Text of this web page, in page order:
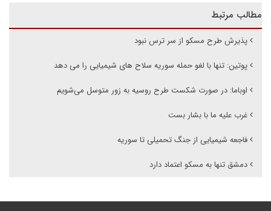
مطالب مرتبط
پذیرش طرح مسکو از سر ترس نبود
پوتین: تنها با لغو حمله سوریه سلاح های شیمیایی را می دهد
اوباما: در صورت شکست طرح روسیه به زور متوسل می‌شویم
غرب علیه ما با بشار بست
فاجعه شیمیایی از جنگ تحمیلی تا سوریه
دمشق تنها به مسکو اعتماد دارد